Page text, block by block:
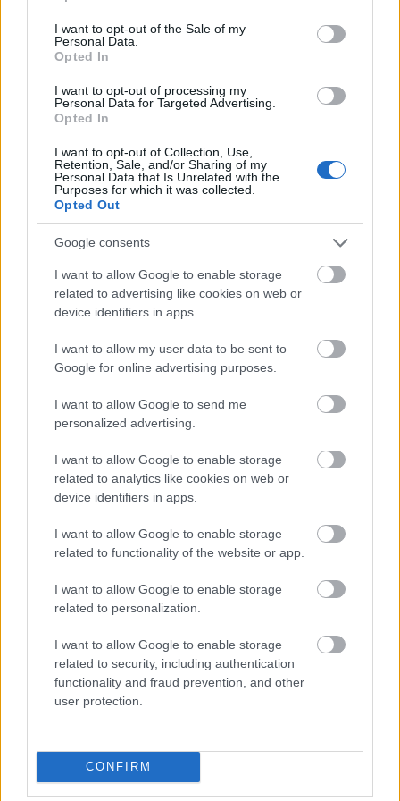
use your data for below specified purposes in below Google
consent section.
I want to opt-out of the Sale of my
Personal Data.
Opted In
I want to opt-out of processing my
Personal Data for Targeted Advertising.
Opted In
I want to opt-out of Collection, Use,
Retention, Sale, and/or Sharing of my
Personal Data that Is Unrelated with the
Purposes for which it was collected.
Opted Out
Google consents
I want to allow Google to enable storage
related to advertising like cookies on web or
device identifiers in apps.
I want to allow my user data to be sent to
Google for online advertising purposes.
I want to allow Google to send me
personalized advertising.
I want to allow Google to enable storage
related to analytics like cookies on web or
device identifiers in apps.
I want to allow Google to enable storage
related to functionality of the website or app.
I want to allow Google to enable storage
related to personalization.
I want to allow Google to enable storage
related to security, including authentication
functionality and fraud prevention, and other
user protection.
CONFIRM
csak szigorú követelmények mentén lehet korlátozni.
súlyosan megsértette az eljárási szabályokat. A
pszichiátria szakvélemény alapján hozott ítéletet,
gondnokság alá helyezéshez vizsgálni kell. Nem
foglalkozott azzal, hogy más úton biztosítható-e
Ferenc jogainak védelme, nem vizsgálta, hogy a
mentális zavar milyen hatással van belátási
képességére. A bíróság hanyagságból több
ügycsoportban korlátozta Ferenc
cselekvőképességét, mint amit maga a gyámhatóság
hibáját – már csak egy ügycsoportban korlátozta
Ferenc cselekvőképességét, az egészségügyi
gyógyszerek beszedését akarta biztosítani, hiszen
Ferencnek valóban akadtak problémái korábban,
amikor abbahagyta a gyógyszerek szedését. De ha a
családja nem tud segítségére lenni ebben, egészen
biztosan nem a gondnok lesz az, aki minden reggel
ott áll mellette és noszogatja, hogy nyelje le a
gyógyszert. A gondnok nem nyújt gondoskodást,
életvezetési támogatást, csak jognyilatkozatokat tesz
a gondokolt helyett, vagyis helyette ír alá, helyette
dönt fontos kérdésekben.
belátási képességének birtokában van, nincsenek
téveszméi, nem mutat semmilyen eltérést a
szokványos, egészséges gondolkodástól. Ennek
ellenére egy jövőbeli visszaesés – az esetleges
Ezek után a legfelsőbb bíróság, a Kúria az